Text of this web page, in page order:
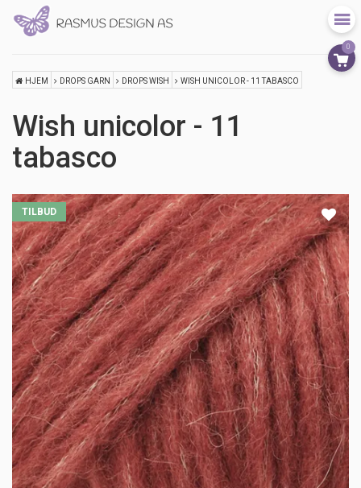
0
HJEM DROPS GARN DROPS WISH WISH UNICOLOR - 11 TABASCO
Wish unicolor - 11
tabasco
TILBUD